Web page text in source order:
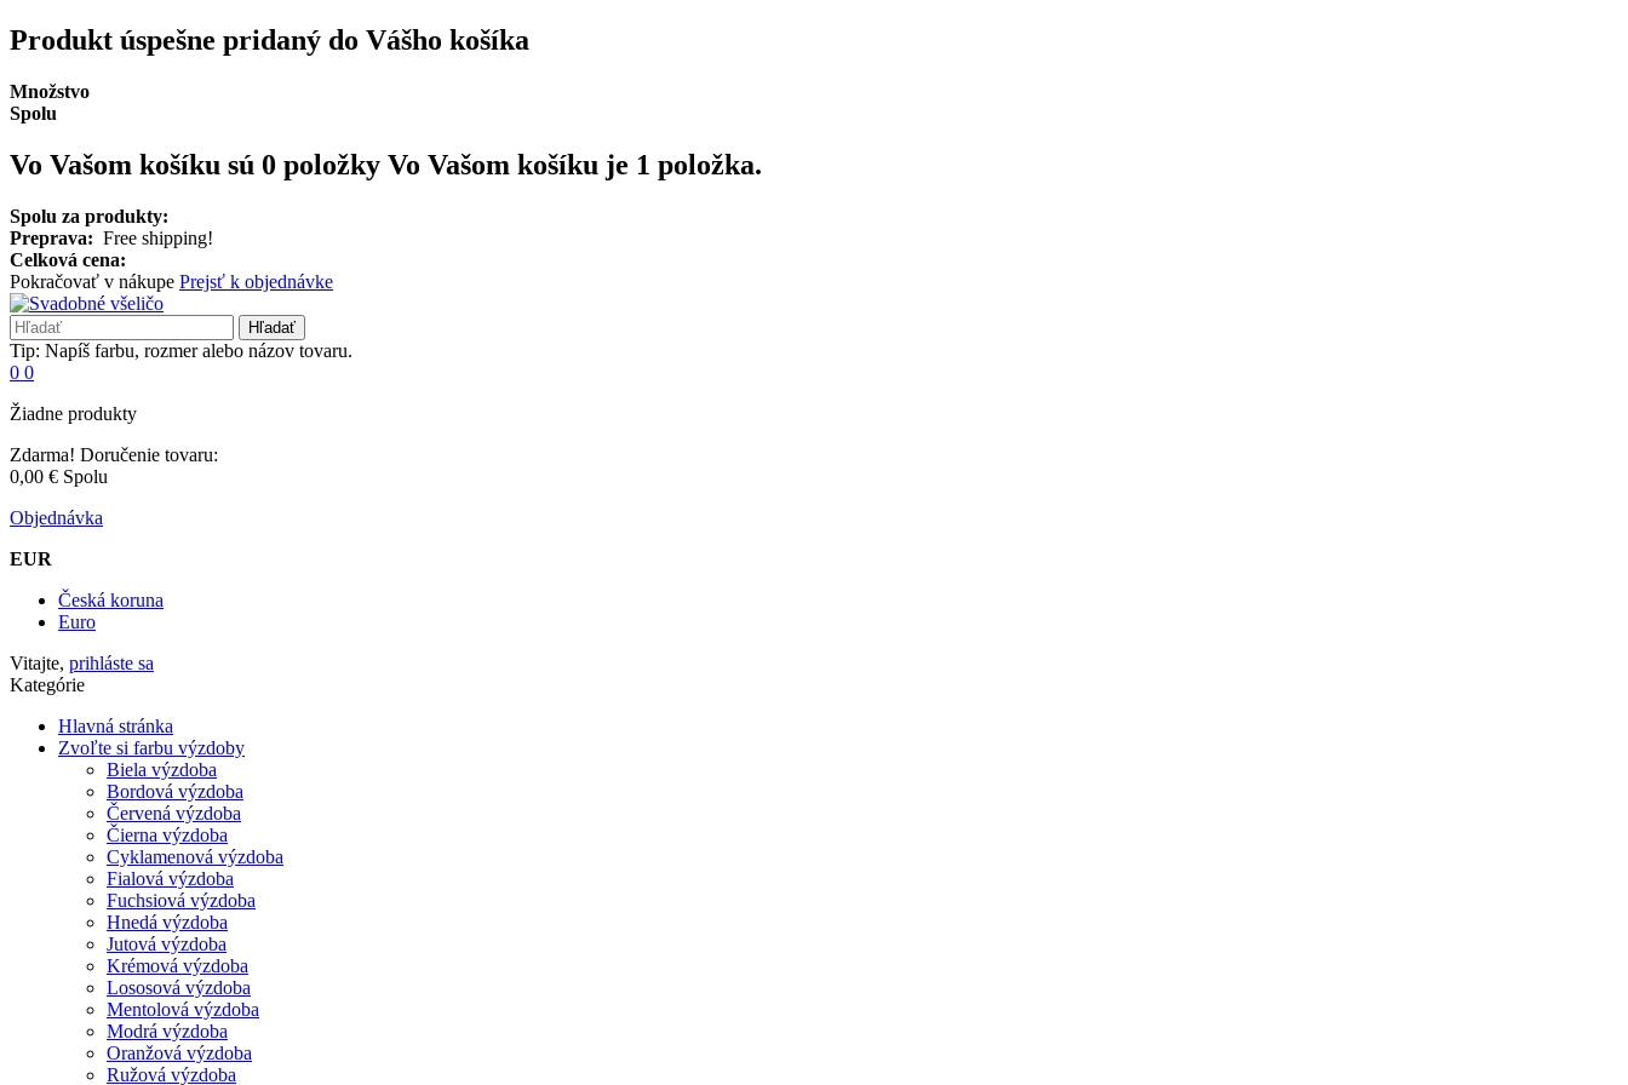
Produkt úspešne pridaný do Vášho košíka
Množstvo
Spolu
Vo Vašom košíku sú 0 položky Vo Vašom košíku je 1 položka.
Spolu za produkty:
Preprava: Free shipping!
Celková cena:
Pokračovať v nákupe Prejsť k objednávke
Hľadať
Tip: Napíš farbu, rozmer alebo názov tovaru.
0 0
Žiadne produkty
Zdarma! Doručenie tovaru:
0,00 € Spolu
Objednávka
EUR
Česká koruna
Euro
Vitajte, prihláste sa
Kategórie
Hlavná stránka
Zvoľte si farbu výzdoby
Biela výzdoba
Bordová výzdoba
Červená výzdoba
Čierna výzdoba
Cyklamenová výzdoba
Fialová výzdoba
Fuchsiová výzdoba
Hnedá výzdoba
Jutová výzdoba
Krémová výzdoba
Lososová výzdoba
Mentolová výzdoba
Modrá výzdoba
Oranžová výzdoba
Ružová výzdoba